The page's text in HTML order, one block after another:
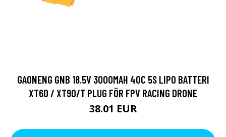
GAONENG GNB 18.5V 3000MAH 40C 5S LIPO BATTERI
XT60 / XT90/T PLUG FÖR FPV RACING DRONE
38.01 EUR